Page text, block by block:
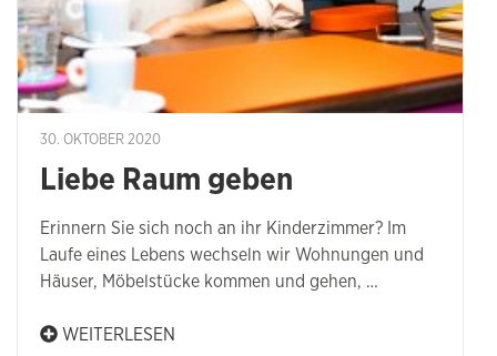
30. OKTOBER 2020
Liebe Raum geben
Erinnern Sie sich noch an ihr Kinderzimmer? Im
Laufe eines Lebens wechseln wir Wohnungen und
Häuser, Möbelstücke kommen und gehen, …
WEITERLESEN